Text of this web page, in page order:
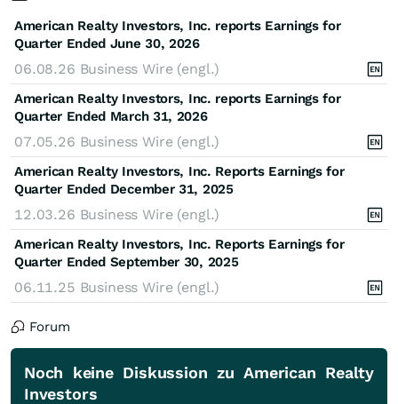
American Realty Investors, Inc. reports Earnings for
Quarter Ended June 30, 2026
06.08.26 Business Wire (engl.)
American Realty Investors, Inc. reports Earnings for
Quarter Ended March 31, 2026
07.05.26 Business Wire (engl.)
American Realty Investors, Inc. Reports Earnings for
Quarter Ended December 31, 2025
12.03.26 Business Wire (engl.)
American Realty Investors, Inc. Reports Earnings for
Quarter Ended September 30, 2025
06.11.25 Business Wire (engl.)
Forum
Noch keine Diskussion zu American Realty
Investors